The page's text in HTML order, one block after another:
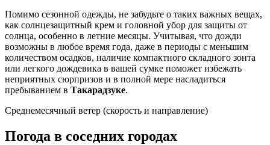
Помимо сезонной одежды, не забудьте о таких важных вещах,
как солнцезащитный крем и головной убор для защиты от
солнца, особенно в летние месяцы. Учитывая, что дожди
возможны в любое время года, даже в периоды с меньшим
количеством осадков, наличие компактного складного зонта
или легкого дождевика в вашей сумке поможет избежать
неприятных сюрпризов и в полной мере насладиться
пребыванием в Такарадзуке.
Среднемесячный ветер (скорость и направление)
Погода в соседних городах